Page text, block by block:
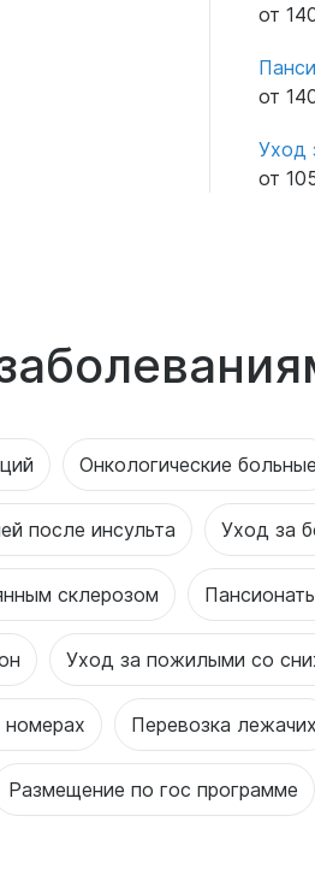
от
от
Уход
от
Онкологические больные
после инсульта Уход за
склерозом
Уход за пожилыми со
Перевозка лежачих
Размещение по гос программе